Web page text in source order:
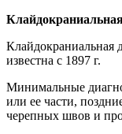
Клайдокраниальная
известна с 1897 г.
Минимальные
или ее части,
черепных швов и